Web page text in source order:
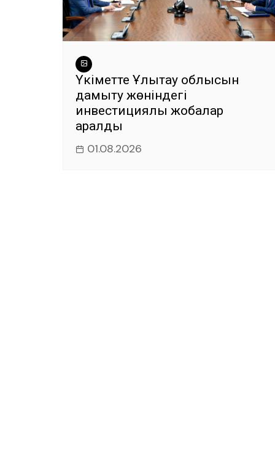
Үкіметте Ұлытау облысын
дамыту жөніндегі
инвестициялық жобалар
қаралды
01.08.2026